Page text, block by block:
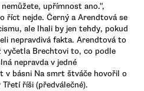
upřímnost ano.",
říct nejde. Černý a Arendtová se
ale lhali by jen tehdy, pokud
nepravdivá fakta. Arendtová to
vyčetla Brechtovi to, co podle
nepravda v jedné
v básni Na smrt štváče hovořil o
říši (předválečné).